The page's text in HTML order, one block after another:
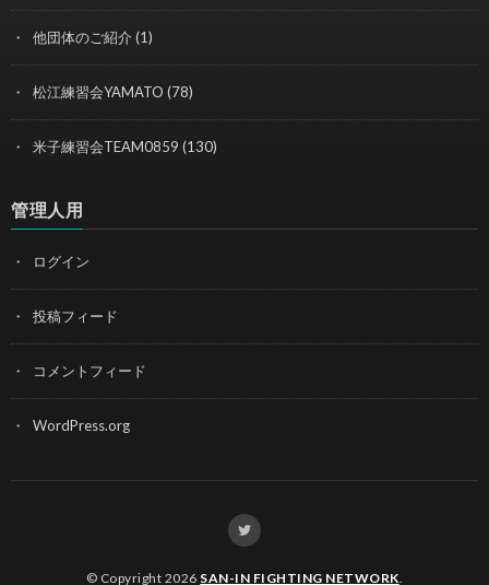
他団体のご紹介 (1)
松江練習会YAMATO (78)
米子練習会TEAM0859 (130)
管理人用
ログイン
投稿フィード
コメントフィード
WordPress.org
© Copyright 2026 SAN-IN FIGHTING NETWORK